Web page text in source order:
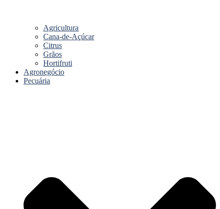
Agricultura
Cana-de-Açúcar
Citrus
Grãos
Hortifruti
Agronegócio
Pecuária